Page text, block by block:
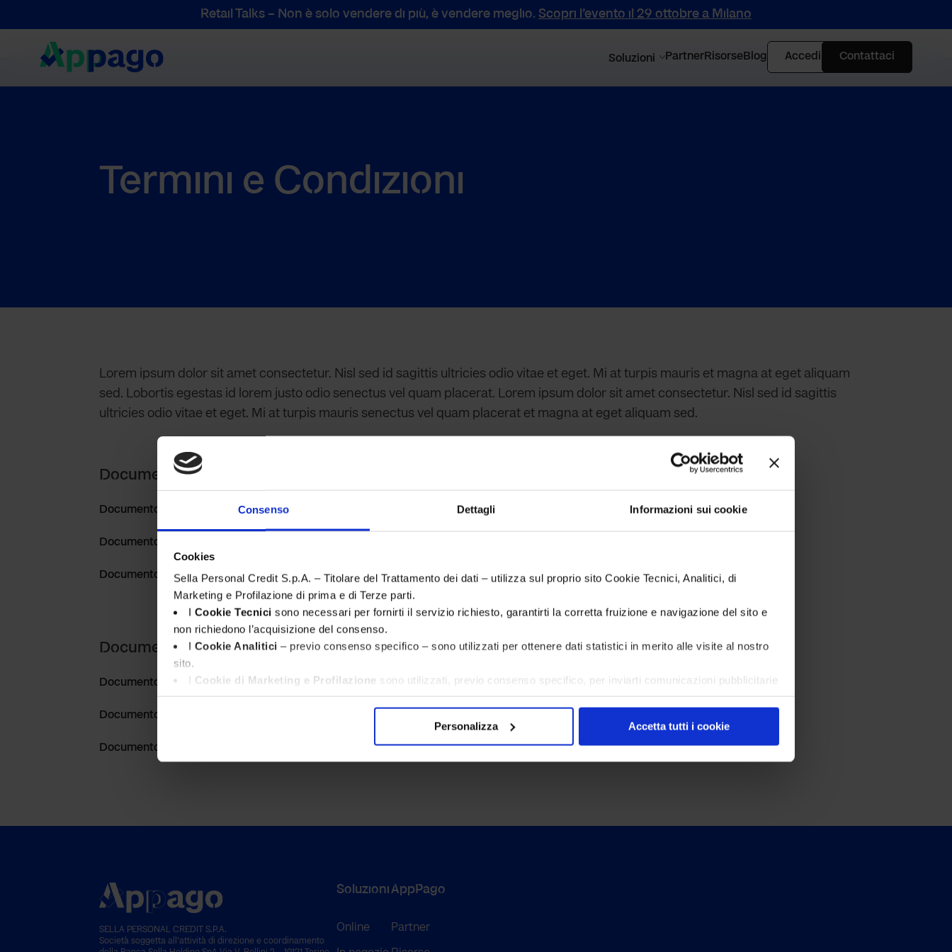
Consenso Dettagli Informazioni sui cookie
Cookies
Sella Personal Credit S.p.A. – Titolare del Trattamento dei dati – utilizza sul proprio sito Cookie Tecnici, Analitici, di
Marketing e Profilazione di prima e di Terze parti.
I Cookie Tecnici sono necessari per fornirti il servizio richiesto, garantirti la corretta fruizione e navigazione del sito e
non richiedono l’acquisizione del consenso.
I Cookie Analitici – previo consenso specifico – sono utilizzati per ottenere dati statistici in merito alle visite al nostro
sito.
Cookie di Marketing e Profilazione sono utilizzati, previo consenso specifico, per inviarti comunicazioni pubblicitarie
personalizzate al fine di fornirti prodotti e servizi in linea alle preferenze rilevate attraverso la tua navigazione.
su “Personalizza”. Cliccando sulla [X] di chiusura del banner non acconsenti all’uso dei cookie di cui sopra.
Consulta la nostracookie policy.
Personalizza Accetta tutti i cookie
Retail Talks – Non è solo vendere di più, è vendere meglio. Scopri l’evento il 29 ottobre a Milano
Vai al contenuto
Soluzioni PartnerRisorseBlog Accedi Contattaci
Termini e Condizioni
Lorem ipsum dolor sit amet consectetur. Nisl sed id sagittis ultricies odio vitae et eget. Mi at turpis mauris et magna at eget aliquam
sed. Lobortis egestas id lorem justo odio senectus vel quam placerat. Lorem ipsum dolor sit amet consectetur. Nisl sed id sagittis
ultricies odio vitae et eget. Mi at turpis mauris senectus vel quam placerat et magna at eget aliquam sed.
Documenti contrattuali
Documento
Documento
Documento
Documenti contrattuali
Documento
Documento
Documento
SELLA PERSONAL CREDIT S.P.A.
Società soggetta all’attività di direzione e coordinamento
Soluzioni
Online
AppPago
Partner